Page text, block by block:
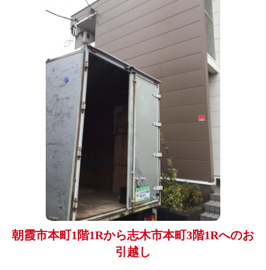
朝霞市本町1階1Rから志木市本町3階1Rへのお
引越し